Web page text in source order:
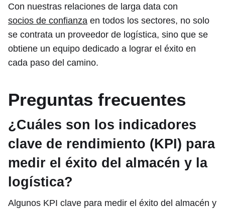
Con nuestras relaciones de larga data con
socios de confianza en todos los sectores, no solo
se contrata un proveedor de logística, sino que se
obtiene un equipo dedicado a lograr el éxito en
cada paso del camino.
Preguntas frecuentes
¿Cuáles son los indicadores
clave de rendimiento (KPI) para
medir el éxito del almacén y la
logística?
Algunos KPI clave para medir el éxito del almacén y